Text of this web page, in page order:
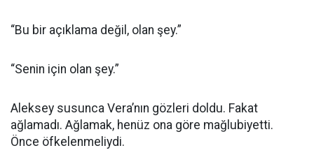
“Bu bir açıklama değil, olan şey.”
“Senin için olan şey.”
Aleksey susunca Vera’nın gözleri doldu. Fakat
ağlamadı. Ağlamak, henüz ona göre mağlubiyetti.
Önce öfkelenmeliydi.